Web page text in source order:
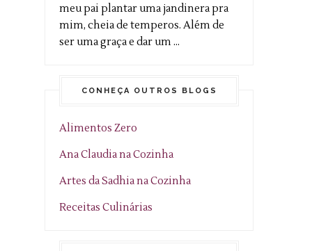
meu pai plantar uma jandinera pra
mim, cheia de temperos. Além de
ser uma graça e dar um ...
CONHEÇA OUTROS BLOGS
Alimentos Zero
Ana Claudia na Cozinha
Artes da Sadhia na Cozinha
Receitas Culinárias